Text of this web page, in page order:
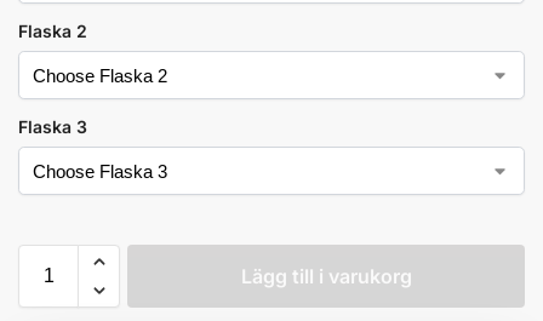
Flaska 2
Flaska 3
Lägg till i varukorg